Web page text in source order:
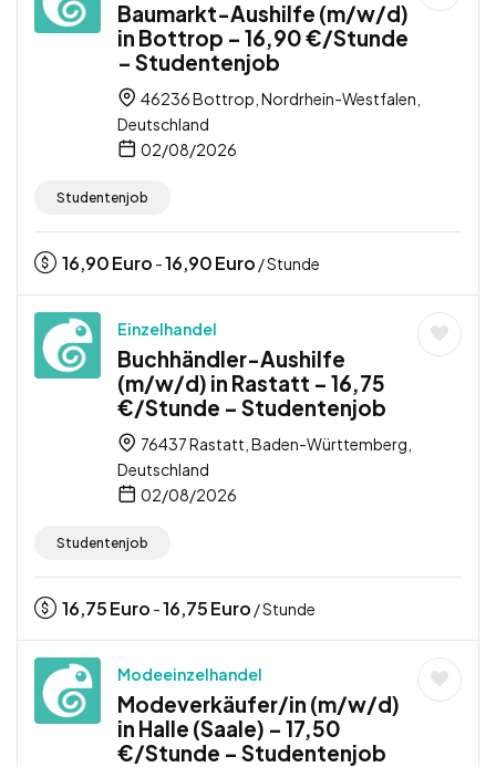
Baumarkt-Aushilfe (m/w/d)
in Bottrop – 16,90 €/Stunde
– Studentenjob
46236 Bottrop, Nordrhein-Westfalen,
Deutschland
02/08/2026
Studentenjob
16,90Euro -16,90Euro / Stunde
Einzelhandel
Buchhändler-Aushilfe
(m/w/d) in Rastatt – 16,75
€/Stunde – Studentenjob
76437 Rastatt, Baden-Württemberg,
Deutschland
02/08/2026
Studentenjob
16,75Euro -16,75Euro / Stunde
Modeeinzelhandel
Modeverkäufer/in (m/w/d)
in Halle (Saale) – 17,50
€/Stunde – Studentenjob